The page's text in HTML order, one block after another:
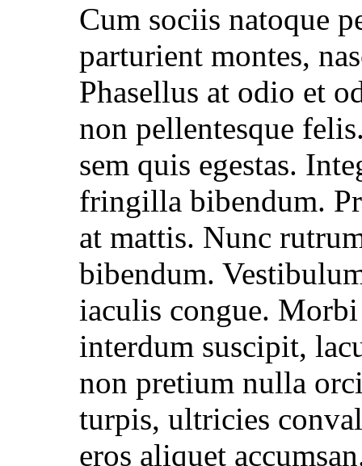
Cum sociis natoque
parturient montes,
Phasellus at odio et
non pellentesque
sem quis egestas.
fringilla bibendum.
at mattis. Nunc
bibendum.
iaculis congue.
interdum suscipit,
non pretium nulla
turpis, ultricies
eros aliquet